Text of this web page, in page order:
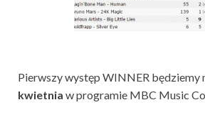
Pierwszy występ WINNER będziemy
kwietnia w programie MBC Music